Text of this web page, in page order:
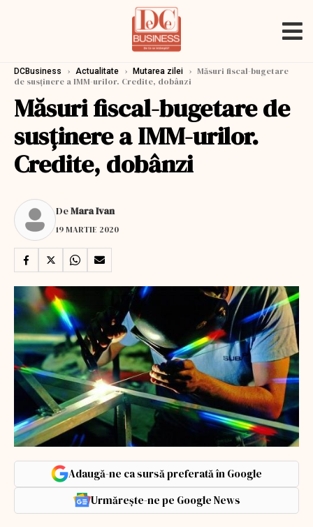
DCBusiness › Actualitate › Mutarea zilei › Măsuri fiscal-bugetare
de susținere a IMM-urilor. Credite, dobânzi
Măsuri fiscal-bugetare de
susținere a IMM-urilor.
Credite, dobânzi
DeMara Ivan
19 MARTIE 2020
Adaugă-ne ca sursă preferată în Google
Urmărește-ne pe Google News